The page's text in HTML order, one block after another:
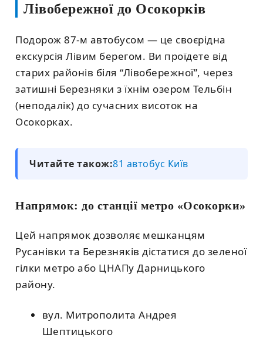
Лівобережної до Осокорків
Подорож 87-м автобусом — це своєрідна
екскурсія Лівим берегом. Ви проїдете від
старих районів біля “Лівобережної”, через
затишні Березняки з їхнім озером Тельбін
(неподалік) до сучасних висоток на
Осокорках.
Читайте також:81 автобус Київ
Напрямок: до станції метро «Осокорки»
Цей напрямок дозволяє мешканцям
Русанівки та Березняків дістатися до зеленої
гілки метро або ЦНАПу Дарницького
району.
вул. Митрополита Андрея
Шептицького